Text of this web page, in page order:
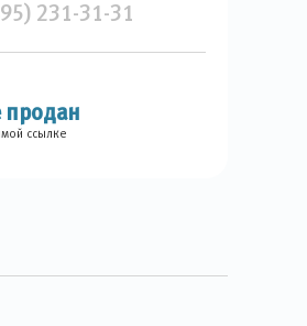
231-31-31
продан
ссылке